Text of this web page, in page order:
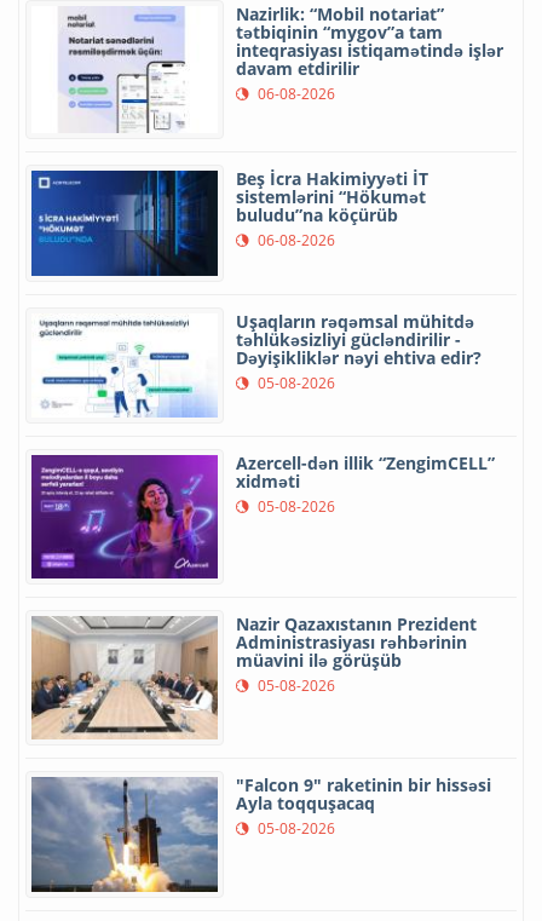
Nazirlik: “Mobil notariat”
tətbiqinin “mygov”a tam
inteqrasiyası istiqamətində işlər
davam etdirilir
06-08-2026
Beş İcra Hakimiyyəti İT
sistemlərini “Hökumət
buludu”na köçürüb
06-08-2026
Uşaqların rəqəmsal mühitdə
təhlükəsizliyi gücləndirilir -
Dəyişikliklər nəyi ehtiva edir?
05-08-2026
Azercell-dən illik “ZengimCELL”
xidməti
05-08-2026
Nazir Qazaxıstanın Prezident
Administrasiyası rəhbərinin
müavini ilə görüşüb
05-08-2026
"Falcon 9" raketinin bir hissəsi
Ayla toqquşacaq
05-08-2026